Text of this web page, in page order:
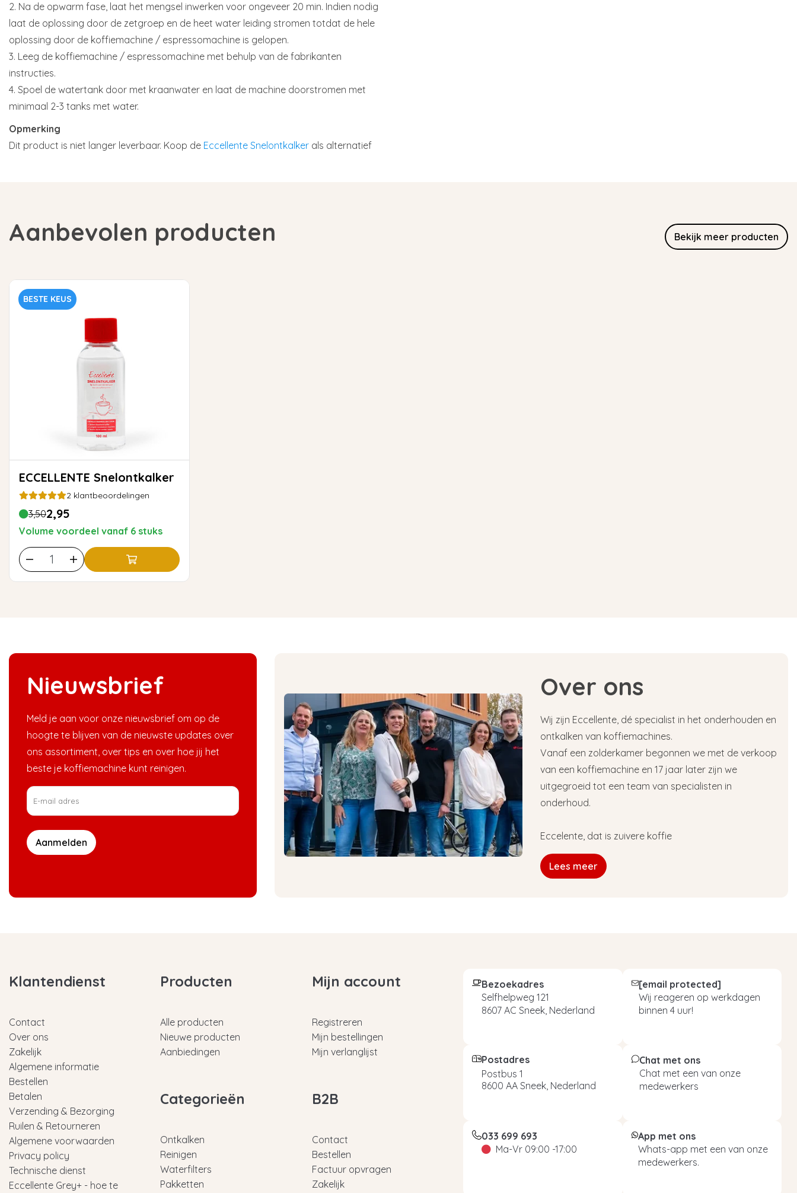
2. Na de opwarm fase, laat het mengsel inwerken voor ongeveer 20 min. Indien nodig
laat de oplossing door de zetgroep en de heet water leiding stromen totdat de hele
oplossing door de koffiemachine / espressomachine is gelopen.
3. Leeg de koffiemachine / espressomachine met behulp van de fabrikanten
instructies.
4. Spoel de watertank door met kraanwater en laat de machine doorstromen met
minimaal 2-3 tanks met water.
Opmerking
Dit product is niet langer leverbaar. Koop de Eccellente Snelontkalker als alternatief
Aanbevolen producten Bekijk meer producten
BESTE KEUS
ECCELLENTE Snelontkalker
2 klantbeoordelingen
3,502,95
Volume voordeel vanaf 6 stuks
Nieuwsbrief
Meld je aan voor onze nieuwsbrief om op de
hoogte te blijven van de nieuwste updates over
ons assortiment, over tips en over hoe jij het
beste je koffiemachine kunt reinigen.
Aanmelden
Over ons
Wij zijn Eccellente, dé specialist in het onderhouden en
ontkalken van koffiemachines.
Vanaf een zolderkamer begonnen we met de verkoop
van een koffiemachine en 17 jaar later zijn we
uitgegroeid tot een team van specialisten in
onderhoud.
Eccelente, dat is zuivere koffie
Lees meer
Klantendienst
Contact
Over ons
Zakelijk
Algemene informatie
Bestellen
Betalen
Verzending & Bezorging
Ruilen & Retourneren
Algemene voorwaarden
Privacy policy
Technische dienst
Eccellente Grey+ - hoe te
Producten
Alle producten
Nieuwe producten
Aanbiedingen
Categorieën
Ontkalken
Reinigen
Waterfilters
Pakketten
Mijn account
Registreren
Mijn bestellingen
Mijn verlanglijst
B2B
Contact
Bestellen
Factuur opvragen
Zakelijk
Bezoekadres
Selfhelpweg 121
8607 AC Sneek, Nederland
[email protected]
Wij reageren op werkdagen
binnen 4 uur!
Postadres
Postbus 1
8600 AA Sneek, Nederland
Chat met ons
Chat met een van onze
medewerkers
033 699 693
Ma-Vr 09:00 -17:00
App met ons
Whats-app met een van onze
medewerkers.